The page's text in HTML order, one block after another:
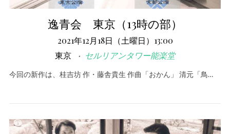
逸青会 東京（13時の部）
2021年12月18日（土曜日）13:00
東京
セルリアンタワー能楽堂
今回の新作は、桂吉坊 作・藤舎貴生 作曲「おかん」 清元「鳥…